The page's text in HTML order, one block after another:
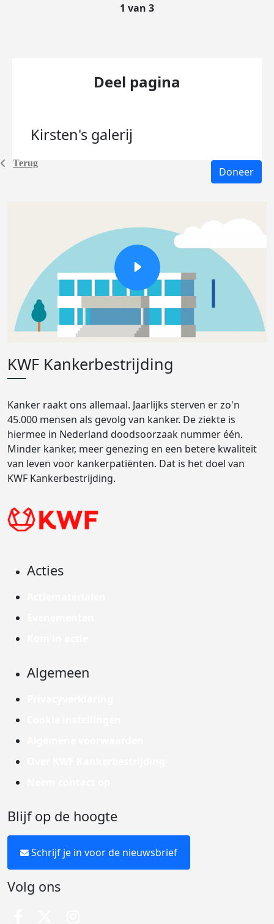
Terug
1 van 3
Deel pagina
Kirsten's galerij
Doneer
KWF Kankerbestrijding
Kanker raakt ons allemaal. Jaarlijks sterven er zo'n
45.000 mensen als gevolg van kanker. De ziekte is
hiermee in Nederland doodsoorzaak nummer één.
Minder kanker, meer genezing en een betere kwaliteit
van leven voor kankerpatiënten. Dat is het doel van
KWF Kankerbestrijding.
Acties
Algemeen
Blijf op de hoogte
Schrijf je in voor de nieuwsbrief
Volg ons